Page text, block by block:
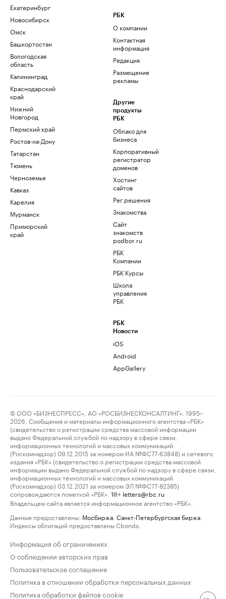
Екатеринбург
Новосибирск
Омск
Башкортостан
Вологодская
область
Калининград
Краснодарский
край
Нижний
Новгород
Пермский край
Ростов-на-Дону
Татарстан
Тюмень
Черноземье
Кавказ
Карелия
Мурманск
Приморский
край
РБК
О компании
Контактная
информация
Редакция
Размещение
рекламы
Другие
продукты
РБК
Облако для
бизнеса
Корпоративный
регистратор
доменов
Хостинг
сайтов
Рег.решения
Знакомства
Сайт
знакомств
podbor.ru
РБК
Компании
РБК Курсы
Школа
управления
РБК
РБК
Новости
iOS
Android
AppGallery
© ООО «БИЗНЕСПРЕСС», АО «РОСБИЗНЕСКОНСАЛТИНГ», 1995–
2026. Сообщения и материалы информационного агентства «РБК»
(свидетельство о регистрации средства массовой информации
выдано Федеральной службой по надзору в сфере связи,
информационных технологий и массовых коммуникаций
(Роскомнадзор) 09.12.2015 за номером ИА №ФС77-63848) и сетевого
издания «РБК» (свидетельство о регистрации средства массовой
информации выдано Федеральной службой по надзору в сфере связи,
информационных технологий и массовых коммуникаций
(Роскомнадзор) 03.12.2021 за номером ЭЛ №ФС77-82385)
сопровождаются пометкой «РБК».
18+ letters@rbc.ru
Владельцем сайта является информационное агентство «РБК».
Данные предоставлены: Мосбиржа Санкт-Петербургская биржа
Индексы облигаций предоставлены Cbonds.
Информация об ограничениях
О соблюдении авторских прав
Пользовательское соглашение
Политика в отношении обработки персональных данных
Политика обработки файлов cookie